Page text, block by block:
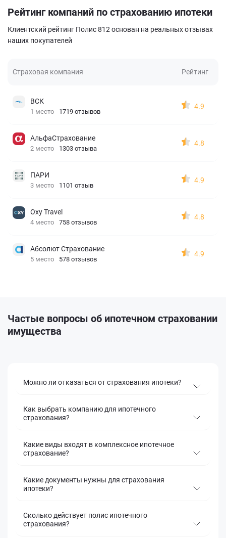
Рейтинг компаний по страхованию ипотеки
Клиентский рейтинг Полис 812 основан на реальных отзывах
наших покупателей
Страховая компания Рейтинг
ВСК
1 место 1719 отзывов
4.9
АльфаСтрахование
2 место 1303 отзыва
4.8
ПАРИ
3 место 1101 отзыв
4.9
Oxy Travel
4 место 758 отзывов
4.8
Абсолют Страхование
5 место 578 отзывов
4.9
Частые вопросы об ипотечном страховании
имущества
Можно ли отказаться от страхования ипотеки?
Как выбрать компанию для ипотечного
страхования?
Какие виды входят в комплексное ипотечное
страхование?
Какие документы нужны для страхования
ипотеки?
Сколько действует полис ипотечного
страхования?